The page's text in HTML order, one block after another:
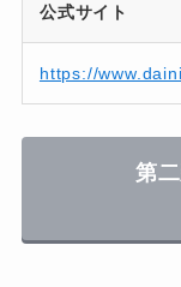
公式サイト
https://
第